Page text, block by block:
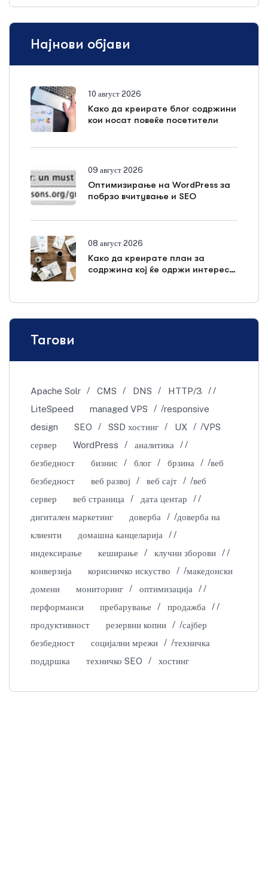
Најнови објави
10 август 2026
Како да креирате блог содржини
кои носат повеќе посетители
09 август 2026
Оптимизирање на WordPress за
побрзо вчитување и SEO
08 август 2026
Како да креирате план за
содржина кој ќе одржи интерес
Тагови
Apache Solr CMS DNS
HTTP/3
LiteSpeed
managed VPS
responsive
design
SEO SSD хостинг UX
VPS
сервер
WordPress
аналитика
безбедност
бизнис блог брзина
веб
безбедност
веб развој веб сајт
веб
сервер
веб страница
дата центар
дигитален маркетинг
доверба
доверба на
клиенти
домашна канцеларија
индексирање
кеширање
клучни зборови
конверзија
корисничко искуство
македонски
домени
мониторинг
оптимизација
перформанси
пребарување
продажба
продуктивност
резервни копии
сајбер
безбедност
социјални мрежи
техничка
поддршка
техничко SEO хостинг